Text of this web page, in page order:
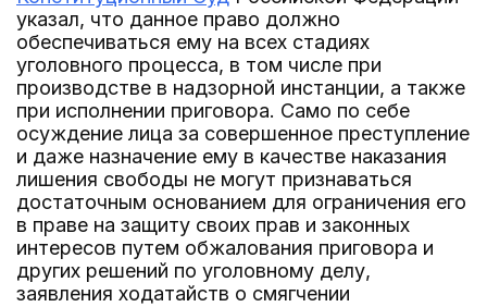
указал, что данное право должно
обеспечиваться ему на всех стадиях
уголовного процесса, в том числе при
производстве в надзорной инстанции, а также
при исполнении приговора. Само по себе
осуждение лица за совершенное преступление
и даже назначение ему в качестве наказания
лишения свободы не могут признаваться
достаточным основанием для ограничения его
в праве на защиту своих прав и законных
интересов путем обжалования приговора и
других решений по уголовному делу,
заявления ходатайств о смягчении